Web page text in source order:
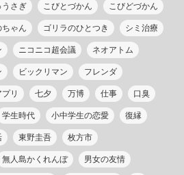
うさぎ こびとづかん こびどづかん
ちゃん ゴリラのひとつき シミ治療
ニコニコ超会議 ネオアトム
ビックリマン フレンダ
リ 七夕 万博 仕事 口臭
学生時代 小中学生の恋愛 復縁
東野圭吾 枚方市
無人島かくれんぼ 男女の友情